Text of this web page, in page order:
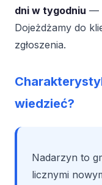
dni w tygodniu —
Dojeżdżamy do
zgłoszenia.
wiedzieć?
Nadarzyn to
licznymi